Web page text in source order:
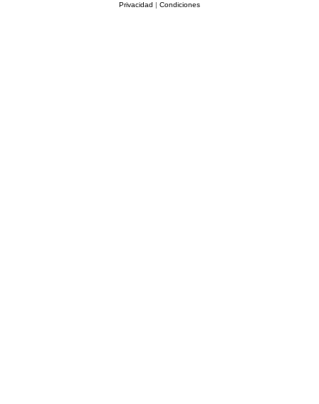
Privacidad | Condiciones